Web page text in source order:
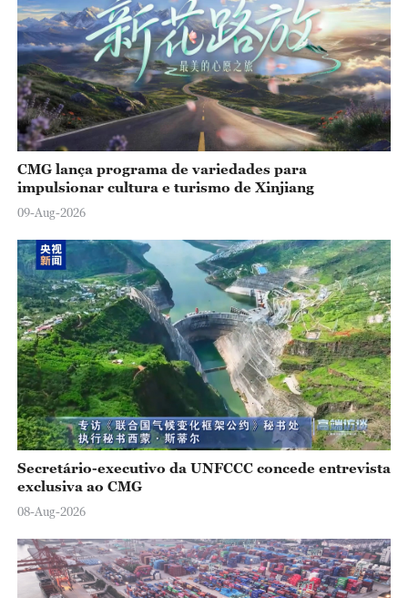
CMG lança programa de variedades para
impulsionar cultura e turismo de Xinjiang
09-Aug-2026
Secretário-executivo da UNFCCC concede entrevista
exclusiva ao CMG
08-Aug-2026